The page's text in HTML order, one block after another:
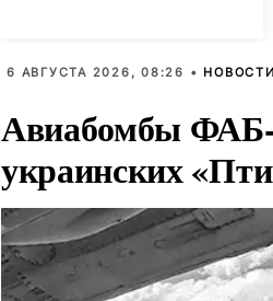
6 АВГУСТА 2026, 08:26 •
Авиабомбы ФАБ-
украинских